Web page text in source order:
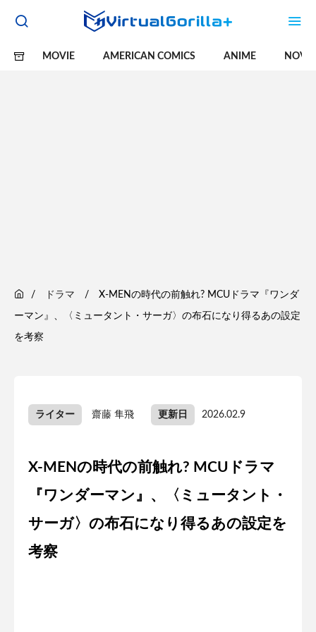
MOVIE AMERICAN COMICS ANIME
ドラマ X-MENの時代の前触れ? MCUドラマ『ワンダ
ーマン』、〈ミュータント・サーガ〉の布石になり得るあの設定
を考察
ライター 齋藤 隼飛 更新日 2026.02.9
X-MENの時代の前触れ? MCUドラマ
『ワンダーマン』、〈ミュータント・
サーガ〉の布石になり得るあの設定を
考察